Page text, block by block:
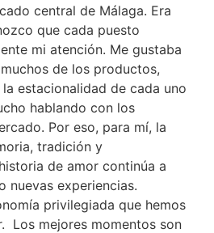
central de Málaga. Era
que cada puesto
mi atención. Me gustaba
de los productos,
estacionalidad de cada uno
hablando con los
Por eso, para mí, la
tradición y
de amor continúa a
nuevas experiencias.
privilegiada que hemos
Los mejores momentos son